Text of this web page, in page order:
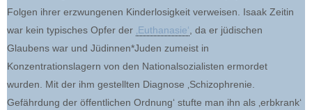
Folgen ihrer erzwungenen Kinderlosigkeit verweisen. Isaak Zeitin
war kein typisches Opfer der ‚Euthanasie‘ , da er jüdischen
Glaubens war und Jüdinnen*Juden zumeist in
Konzentrationslagern von den Nationalsozialisten ermordet
wurden. Mit der ihm gestellten Diagnose ‚Schizophrenie.
Gefährdung der öffentlichen Ordnung‘ stufte man ihn als ‚erbkrank‘